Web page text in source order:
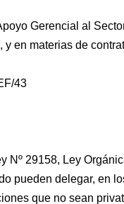
Gerencial al
en materias de
43
Nº 29158, Ley
pueden delegar, en
que no sean